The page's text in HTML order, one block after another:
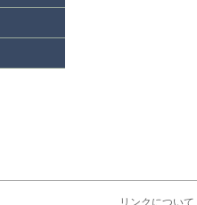
リンクについて